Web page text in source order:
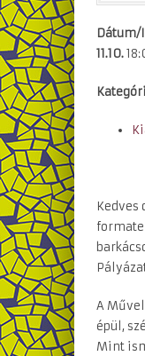
Dátum/
11.10.
Kedves
A
épül,
Mint